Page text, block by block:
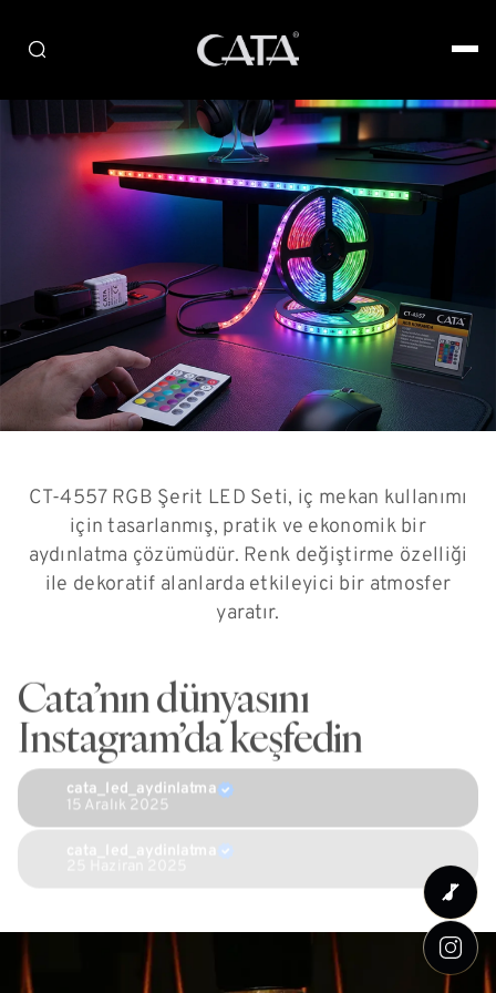
CT-4557 RGB Şerit LED Seti, iç mekan kullanımı
için tasarlanmış, pratik ve ekonomik bir
aydınlatma çözümüdür. Renk değiştirme özelliği
ile dekoratif alanlarda etkileyici bir atmosfer
yaratır.
Cata’nın dünyasını
Instagram’da keşfedin
cata_led_aydinlatma
15 Aralık 2025
cata_led_aydinlatma